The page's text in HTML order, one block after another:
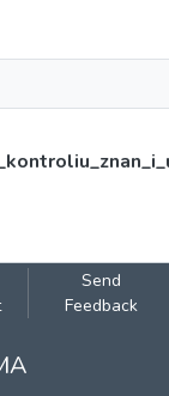
Send
Feedback